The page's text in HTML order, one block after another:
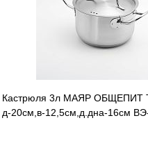
Кастрюля 3л МАЯР ОБЩЕПИТ
д-20см,в-12,5см,д.дна-16см